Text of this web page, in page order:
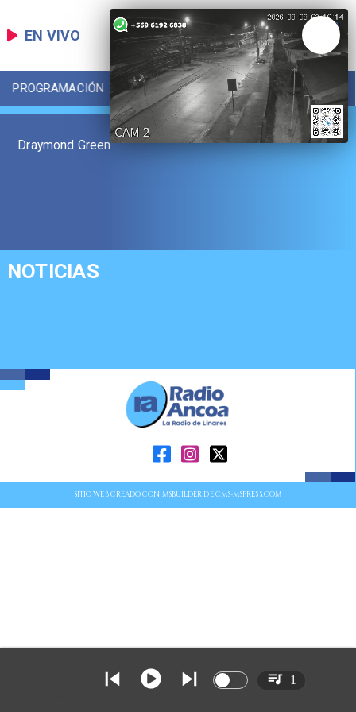
EN VIVO
PROGRAMACIÓN LOCAL DEPORTES
Draymond Green
NOTICIAS
SITIO WEB CREADO CON MSBUILDER DE CMS-MSPRESS.COM
1